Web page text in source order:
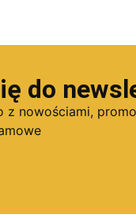
do
z nowościami,